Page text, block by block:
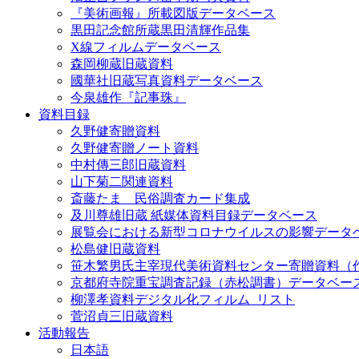
『美術画報』所載図版データベース
黒田記念館所蔵黒田清輝作品集
X線フィルムデータベース
森岡柳蔵旧蔵資料
國華社旧蔵写真資料データベース
今泉雄作『記事珠』
資料目録
久野健寄贈資料
久野健寄贈ノート資料
中村傳三郎旧蔵資料
山下菊二関連資料
斎藤たま 民俗調査カード集成
及川尊雄旧蔵 紙媒体資料目録データベース
展覧会における新型コロナウイルスの影響データ
松島健旧蔵資料
笹木繁男氏主宰現代美術資料センター寄贈資料（
京都府寺院重宝調査記録（赤松調書）データベー
柳澤孝資料デジタル化フィルム_リスト
菅沼貞三旧蔵資料
活動報告
日本語